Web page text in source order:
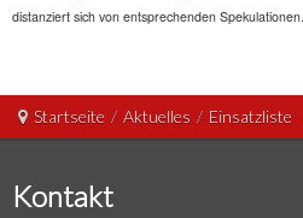
distanziert sich von entsprechenden Spekulationen.
Startseite / Aktuelles / Einsatzliste
Kontakt